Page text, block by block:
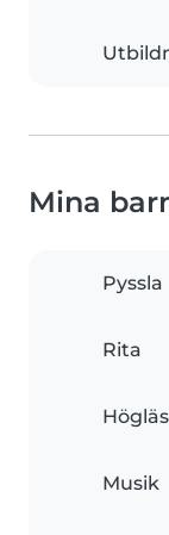
Mina
Pyssla
Rita
Musik